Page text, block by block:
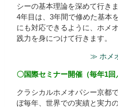
シーの基本理論を深めて行きま
4年目は、3年間で修めた基本
にも対応できるように、ホメ
践力を身につけて行きます。
≫ ホメ
〇国際セミナー開催（毎年1回
クラシカルホメオパシー京都
ぼ毎年、世界での実績と実力